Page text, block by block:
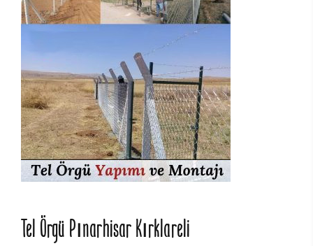
Tel Örgü Pınarhisar Kırklareli